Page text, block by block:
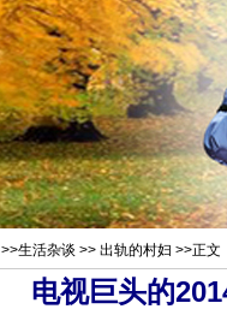
>>生活杂谈 >> 出轨的村妇 >>正文
电视巨头的